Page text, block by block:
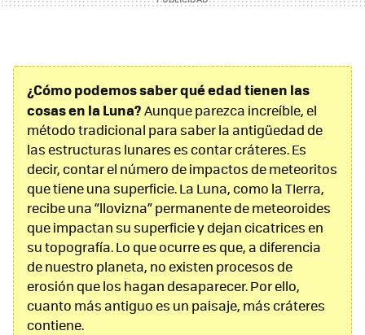
¿Cómo podemos saber qué edad tienen las
cosas en la Luna?Aunque parezca increíble, el
método tradicional para saber la antigüedad de
las estructuras lunares es contar cráteres. Es
decir, contar el número de impactos de meteoritos
que tiene una superficie. La Luna, como la TIerra,
recibe una “llovizna” permanente de meteoroides
que impactan su superficie y dejan cicatrices en
su topografía. Lo que ocurre es que, a diferencia
de nuestro planeta, no existen procesos de
erosión que los hagan desaparecer. Por ello,
cuanto más antiguo es un paisaje, más cráteres
contiene.